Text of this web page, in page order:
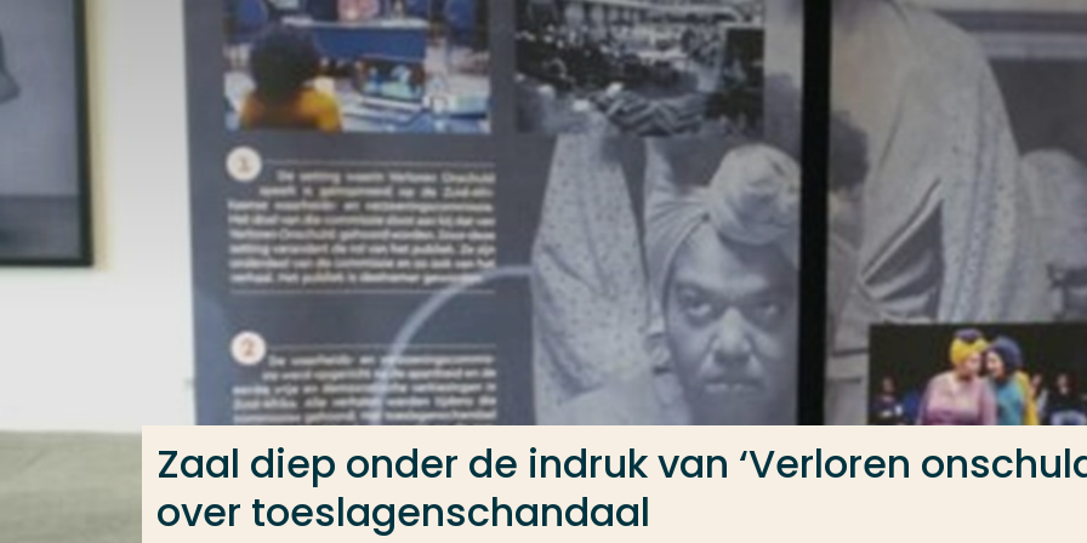
Zaal diep onder de indruk van ‘Verloren
over toeslagenschandaal
Veel gezocht
Opleiding
Contact